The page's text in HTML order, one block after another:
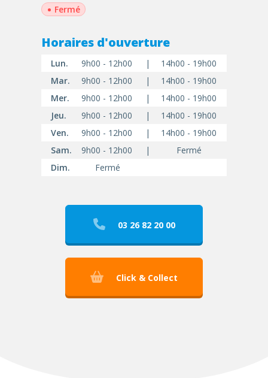
• Fermé
Horaires d'ouverture
Lun. 9h00 - 12h00 |
14h00 - 19h00
Mar.
9h00 - 12h00 |
14h00 - 19h00
Mer.
9h00 - 12h00 |
14h00 - 19h00
Jeu.
9h00 - 12h00 |
14h00 - 19h00
Ven.
9h00 - 12h00 |
14h00 - 19h00
Sam.
9h00 - 12h00 |
Fermé
Dim.
Fermé
03 26 82 20 00
Click & Collect